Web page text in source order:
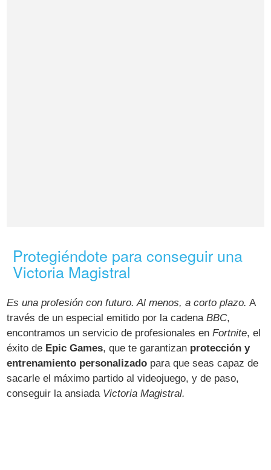
Protegiéndote para conseguir una
Victoria Magistral
Es una profesión con futuro. Al menos, a corto plazo. A
través de un especial emitido por la cadenaBBC,
encontramos un servicio de profesionales enFortnite, el
éxito de Epic Games, que te garantizan protección y
entrenamiento personalizado para que seas capaz de
sacarle el máximo partido al videojuego, y de paso,
conseguir la ansiadaVictoria Magistral.